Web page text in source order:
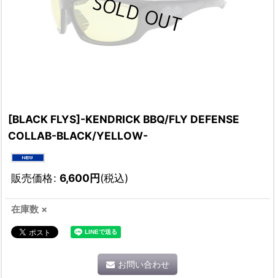
[BLACK FLYS]-KENDRICK BBQ/FLY DEFENSE
COLLAB-BLACK/YELLOW-
販売価格: 6,600円(税込)
在庫数 ×
お問い合わせ